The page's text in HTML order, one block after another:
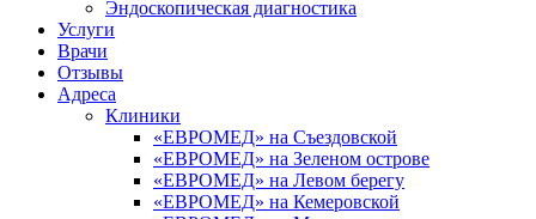
Эндоскопическая диагностика
Услуги
Врачи
Отзывы
Адреса
Клиники
«ЕВРОМЕД» на Съездовской
«ЕВРОМЕД» на Зеленом острове
«ЕВРОМЕД» на Левом берегу
«ЕВРОМЕД» на Кемеровской